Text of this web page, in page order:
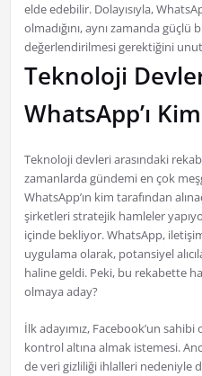
elde edebilir. Dolayısıyla,
olmadığını, aynı zamanda
değerlendirilmesi gerektiğini
Teknoloji
WhatsApp’ı
Teknoloji devleri arasındaki
zamanlarda gündemi en çok
WhatsApp’ın kim tarafından
şirketleri stratejik hamleler
içinde bekliyor. WhatsApp,
uygulama olarak, potansiyel
haline geldi. Peki, bu rekabette
olmaya aday?
İlk adayımız, Facebook’un
kontrol altına almak istemesi.
de veri gizliliği ihlalleri nedeniyle